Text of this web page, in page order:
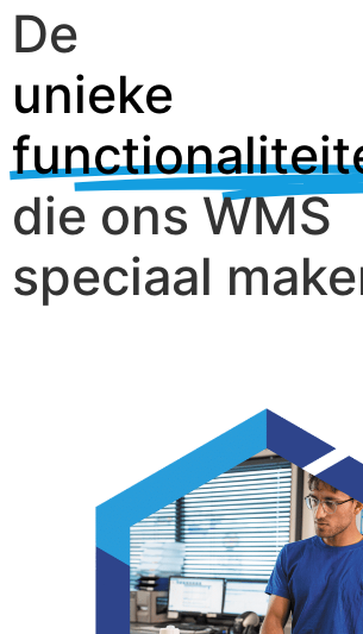
De
unieke
die ons WMS
speciaal